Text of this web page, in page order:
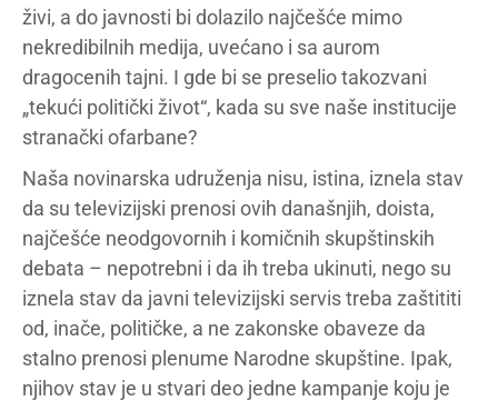
živi, a do javnosti bi dolazilo najčešće mimo
nekredibilnih medija, uvećano i sa aurom
dragocenih tajni. I gde bi se preselio takozvani
„tekući politički život“, kada su sve naše institucije
stranački ofarbane?
Naša novinarska udruženja nisu, istina, iznela stav
da su televizijski prenosi ovih današnjih, doista,
najčešće neodgovornih i komičnih skupštinskih
debata – nepotrebni i da ih treba ukinuti, nego su
iznela stav da javni televizijski servis treba zaštititi
od, inače, političke, a ne zakonske obaveze da
stalno prenosi plenume Narodne skupštine. Ipak,
njihov stav je u stvari deo jedne kampanje koju je